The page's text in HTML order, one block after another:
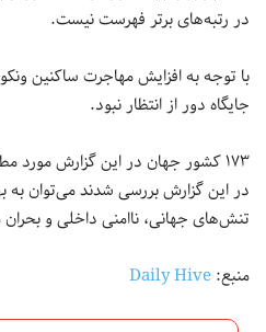
در رتبه‌های برتر فهرست نیست.
با توجه به افزایش مهاجرت ساکنین
جایگاه دور از انتظار نبود.
۱۷۳ کشور جهان در این گزارش مورد
در این گزارش بررسی شدند می‌توان به
تنش‌های جهانی، ناامنی داخلی و
منبع:Daily Hive